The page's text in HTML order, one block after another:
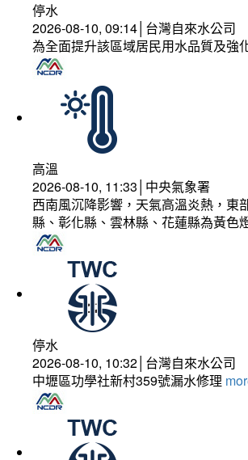
停水
2026-08-10, 09:14│台灣自來水公司
為全面提升該區域居民用水品質及強
高溫
2026-08-10, 11:33│中央氣象署
西南風沉降影響，天氣高溫炎熱，東
縣、彰化縣、雲林縣、花蓮縣為黃色
停水
2026-08-10, 10:32│台灣自來水公司
中壢區功學社新村359號漏水修理